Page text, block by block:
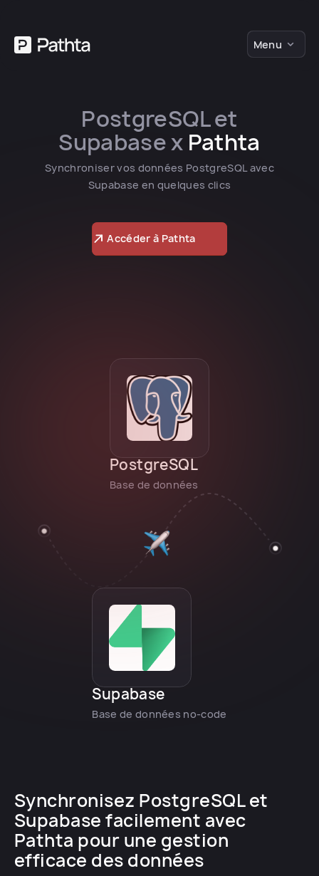
Menu
PostgreSQL et
Supabase x Pathta
Synchroniser vos données PostgreSQL avec
Supabase en quelques clics
Accéder à Pathta
PostgreSQL
Base de données
Supabase
Base de données no-code
Synchronisez PostgreSQL et
Supabase facilement avec
Pathta pour une gestion
efficace des données